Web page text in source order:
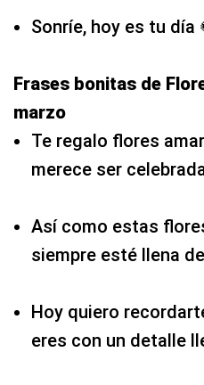
Sonríe, hoy es tu día
Frases bonitas de
marzo
Te regalo flores
merece ser
Así como estas
siempre esté llena
Hoy quiero
eres con un detalle